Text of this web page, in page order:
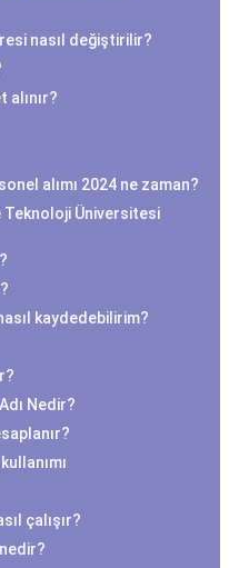
nasıl değiştirilir?
alınır?
alımı 2024 ne zaman?
Teknoloji Üniversitesi
kaydedebilirim?
Nedir?
çalışır?